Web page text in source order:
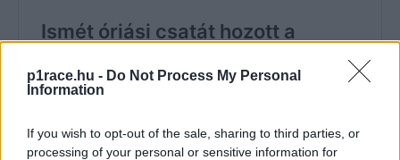
p1race.hu - Do Not Process My Personal
Information
If you wish to opt-out of the sale, sharing to third parties, or
processing of your personal or sensitive information for